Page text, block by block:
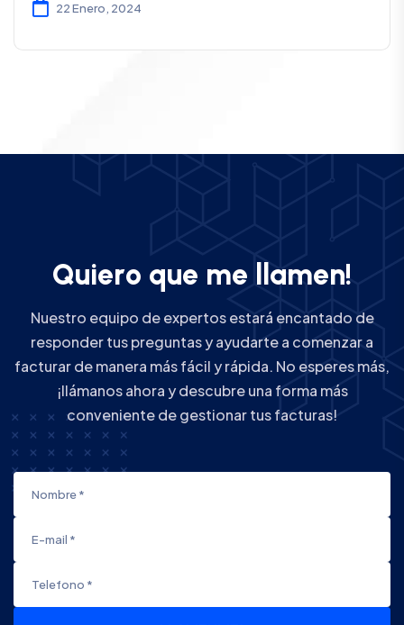
22 Enero, 2024
Quiero que me amen!
Nuestro equipo de expertos estará encantado de
responder tus preguntas y ayudarte a comenzar a
facturar de manera más fácil y rápida. No esperes más,
¡llámanos ahora y descubre una forma más
conveniente de gestionar tus facturas!